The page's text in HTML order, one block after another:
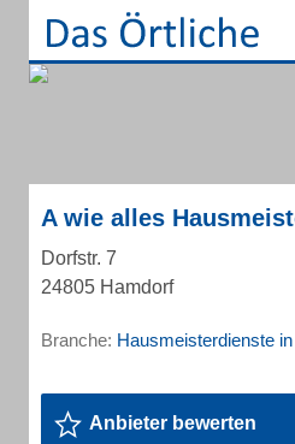
A wie alles
Dorfstr. 7
24805 Hamdorf
Branche: Hausmeisterdienste
Anbieter bewerten